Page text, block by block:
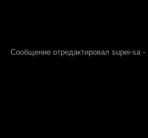
Сообщение отредактировал supei-sa-